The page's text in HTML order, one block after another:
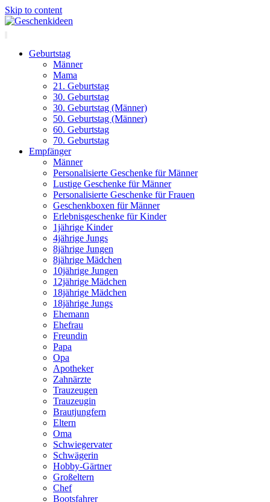
Skip to content
Geburtstag
Männer
Mama
21. Geburtstag
30. Geburtstag
30. Geburtstag (Männer)
50. Geburtstag (Männer)
60. Geburtstag
70. Geburtstag
Empfänger
Männer
Personalisierte Geschenke für Männer
Lustige Geschenke für Männer
Personalisierte Geschenke für Frauen
Geschenkboxen für Männer
Erlebnisgeschenke für Kinder
1jährige Kinder
4jährige Jungs
8jährige Jungen
8jährige Mädchen
10jährige Jungen
12jährige Mädchen
18jährige Mädchen
18jährige Jungs
Ehemann
Ehefrau
Freundin
Papa
Opa
Apotheker
Zahnärzte
Trauzeugen
Trauzeugin
Brautjungfern
Eltern
Oma
Schwiegervater
Schwägerin
Hobby-Gärtner
Großeltern
Chef
Bootsfahrer